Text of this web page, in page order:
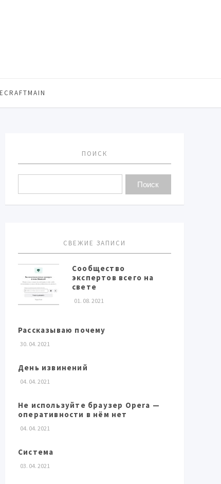
ПОИСК
СВЕЖИЕ ЗАПИСИ
Сообщество
экспертов всего на
свете
01. 08. 2021
Рассказываю почему
30. 04. 2021
День извинений
04. 04. 2021
Не используйте браузер Opera —
оперативности в нём нет
04. 04. 2021
Система
03. 04. 2021